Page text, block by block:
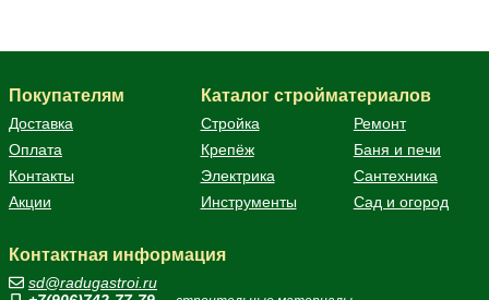
Покупателям
Доставка
Оплата
Контакты
Акции
Каталог стройматериалов
Стройка
Ремонт
Крепёж
Баня и печи
Электрика
Сантехника
Инструменты
Сад и огород
Контактная информация
sd@radugastroi.ru